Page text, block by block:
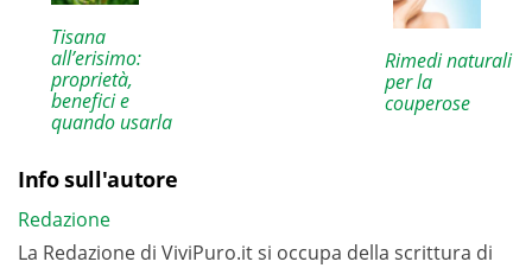
Tisana
all’erisimo:
proprietà,
benefici e
quando usarla
Rimedi naturali
per la
couperose
Info sull'autore
Redazione
La Redazione di ViviPuro.it si occupa della scrittura di